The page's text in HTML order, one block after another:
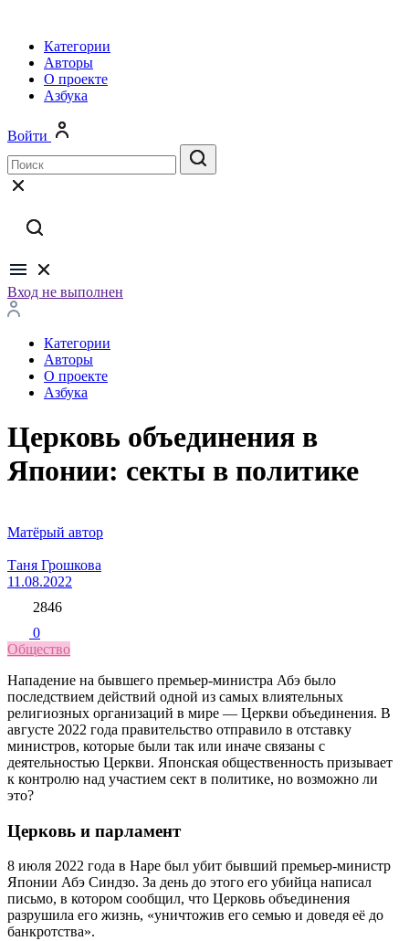
Категории
Авторы
О проекте
Азбука
Войти
Вход не выполнен
Категории
Авторы
О проекте
Азбука
Церковь объединения в
Японии: секты в политике
Матёрый автор
Таня Грошкова
11.08.2022
2846
0
Общество
Нападение на бывшего премьер-министра Абэ было
последствием действий одной из самых влиятельных
религиозных организаций в мире — Церкви объединения. В
августе 2022 года правительство отправило в отставку
министров, которые были так или иначе связаны с
деятельностью Церкви. Японская общественность призывает
к контролю над участием сект в политике, но возможно ли
это?
Церковь и парламент
8 июля 2022 года в Наре был убит бывший премьер-министр
Японии Абэ Синдзо. За день до этого его убийца написал
письмо, в котором сообщил, что Церковь объединения
разрушила его жизнь, «уничтожив его семью и доведя её до
банкротства».